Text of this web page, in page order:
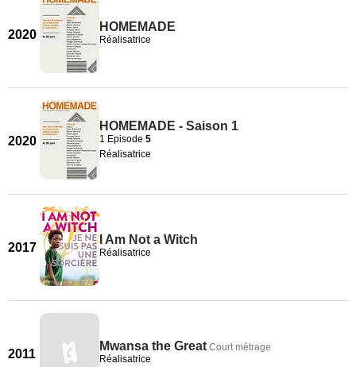
2020
HOMEMADE
Réalisatrice
2020
HOMEMADE - Saison 1
1 Episode 5
Réalisatrice
2017
I Am Not a Witch
Réalisatrice
2011
Mwansa the Great Court métrage
Réalisatrice